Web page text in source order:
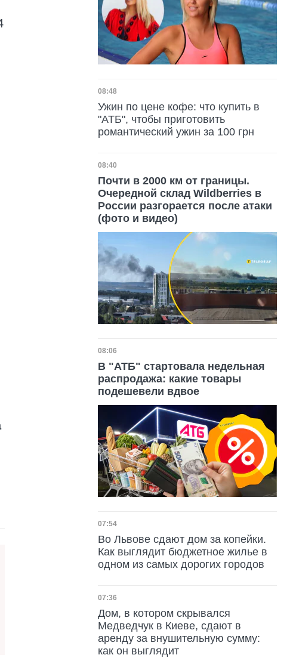
Дата публикации
08:48
Ужин по цене кофе: что купить в
"АТБ", чтобы приготовить
романтический ужин за 100 грн
Дата публикации
08:40
Почти в 2000 км от границы.
Очередной склад Wildberries в
России разгорается после атаки
(фото и видео)
Дата публикации
08:06
В "АТБ" стартовала недельная
распродажа: какие товары
подешевели вдвое
Дата публикации
07:54
Во Львове сдают дом за копейки.
Как выглядит бюджетное жилье в
одном из самых дорогих городов
Дата публикации
07:36
Дом, в котором скрывался
Медведчук в Киеве, сдают в
аренду за внушительную сумму:
как он выглядит